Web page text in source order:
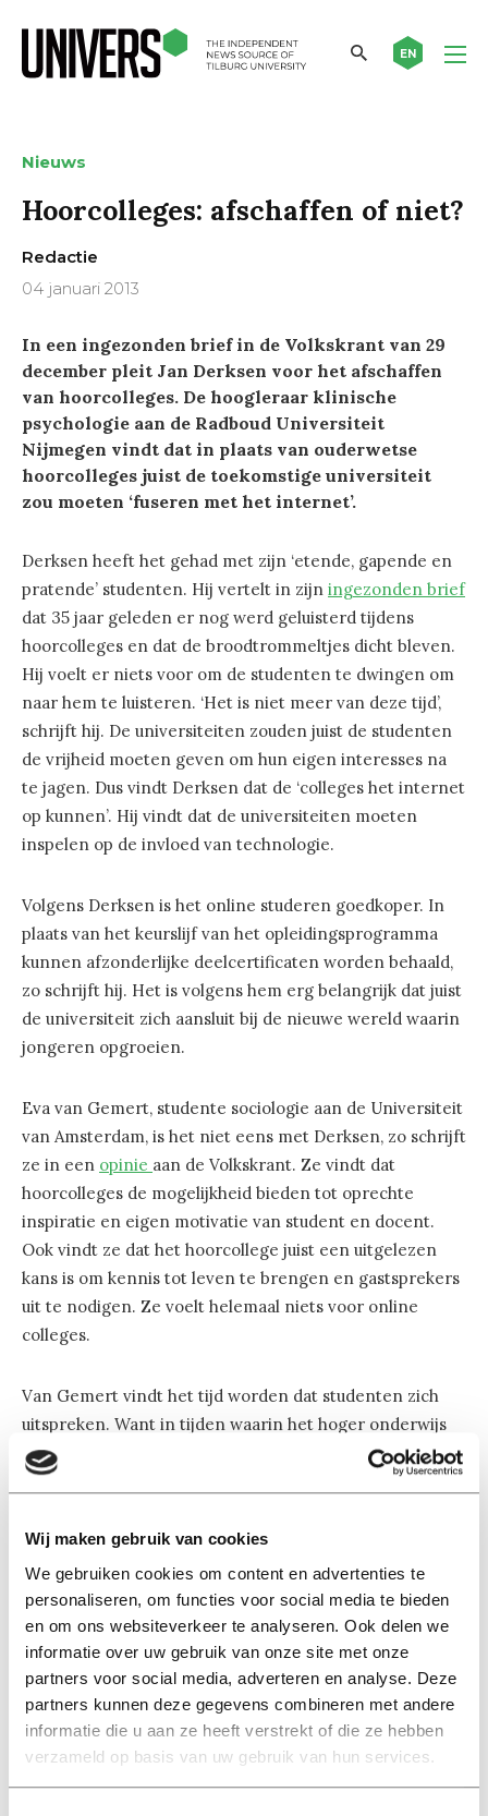
Wij maken gebruik van cookies
We gebruiken cookies om content en advertenties te
personaliseren, om functies voor social media te bieden
en om ons websiteverkeer te analyseren. Ook delen we
informatie over uw gebruik van onze site met onze
partners voor social media, adverteren en analyse. Deze
partners kunnen deze gegevens combineren met andere
informatie die u aan ze heeft verstrekt of die ze hebben
verzameld op basis van uw gebruik van hun services.
EN
Nieuws
Hoorcolleges: afschaffen of niet?
Redactie
04 januari 2013
In een ingezonden brief in de Volkskrant van 29
december pleit Jan Derksen voor het afschaffen
van hoorcolleges. De hoogleraar klinische
psychologie aan de Radboud Universiteit
Nijmegen vindt dat in plaats van ouderwetse
hoorcolleges juist de toekomstige universiteit
zou moeten ‘fuseren met het internet’.
Derksen heeft het gehad met zijn ‘etende, gapende en
pratende’ studenten. Hij vertelt in zijn ingezonden brief
dat 35 jaar geleden er nog werd geluisterd tijdens
hoorcolleges en dat de broodtrommeltjes dicht bleven.
Hij voelt er niets voor om de studenten te dwingen om
naar hem te luisteren. ‘Het is niet meer van deze tijd’,
schrijft hij. De universiteiten zouden juist de studenten
de vrijheid moeten geven om hun eigen interesses na
te jagen. Dus vindt Derksen dat de ‘colleges het internet
op kunnen’. Hij vindt dat de universiteiten moeten
inspelen op de invloed van technologie.
Volgens Derksen is het online studeren goedkoper. In
plaats van het keurslijf van het opleidingsprogramma
kunnen afzonderlijke deelcertificaten worden behaald,
zo schrijft hij. Het is volgens hem erg belangrijk dat juist
de universiteit zich aansluit bij de nieuwe wereld waarin
jongeren opgroeien.
Eva van Gemert, studente sociologie aan de Universiteit
van Amsterdam, is het niet eens met Derksen, zo schrijft
ze in een opinie aan de Volkskrant. Ze vindt dat
hoorcolleges de mogelijkheid bieden tot oprechte
inspiratie en eigen motivatie van student en docent.
Ook vindt ze dat het hoorcollege juist een uitgelezen
kans is om kennis tot leven te brengen en gastsprekers
uit te nodigen. Ze voelt helemaal niets voor online
colleges.
Van Gemert vindt het tijd worden dat studenten zich
uitspreken. Want in tijden waarin het hoger onderwijs
niet aan bezuinigingen ontkomt, waarin zogenaamd luie
studenten in hoog tempo door hun studie worden
afschaffen van het hoorcollege, wordt de student al
genoeg ontnomen.
De gedreven studente, die vertelt dat ze altijd braaf
naar de hoorcolleges gaat, vindt dat als het hoorcollege
wordt afgeschaft de waarde van academische kennis
degradeert tot Wikipedia-niveau. Ze vindt dat Derksen
als hoogleraar moet weten dat studeren meer is dan
informatieoverdracht.